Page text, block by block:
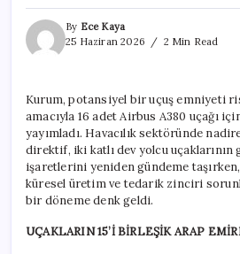
By Ece Kaya
25 Haziran 2026
2 Min Read
Kurum, potansiyel bir uçuş emniyeti
amacıyla 16 adet Airbus A380 uçağı
yayımladı. Havacılık sektöründe
direktif, iki katlı dev yolcu
işaretlerini yeniden gündeme
küresel üretim ve tedarik zinciri
bir döneme denk geldi.
UÇAKLARIN 15’İ BİRLEŞİK ARAP